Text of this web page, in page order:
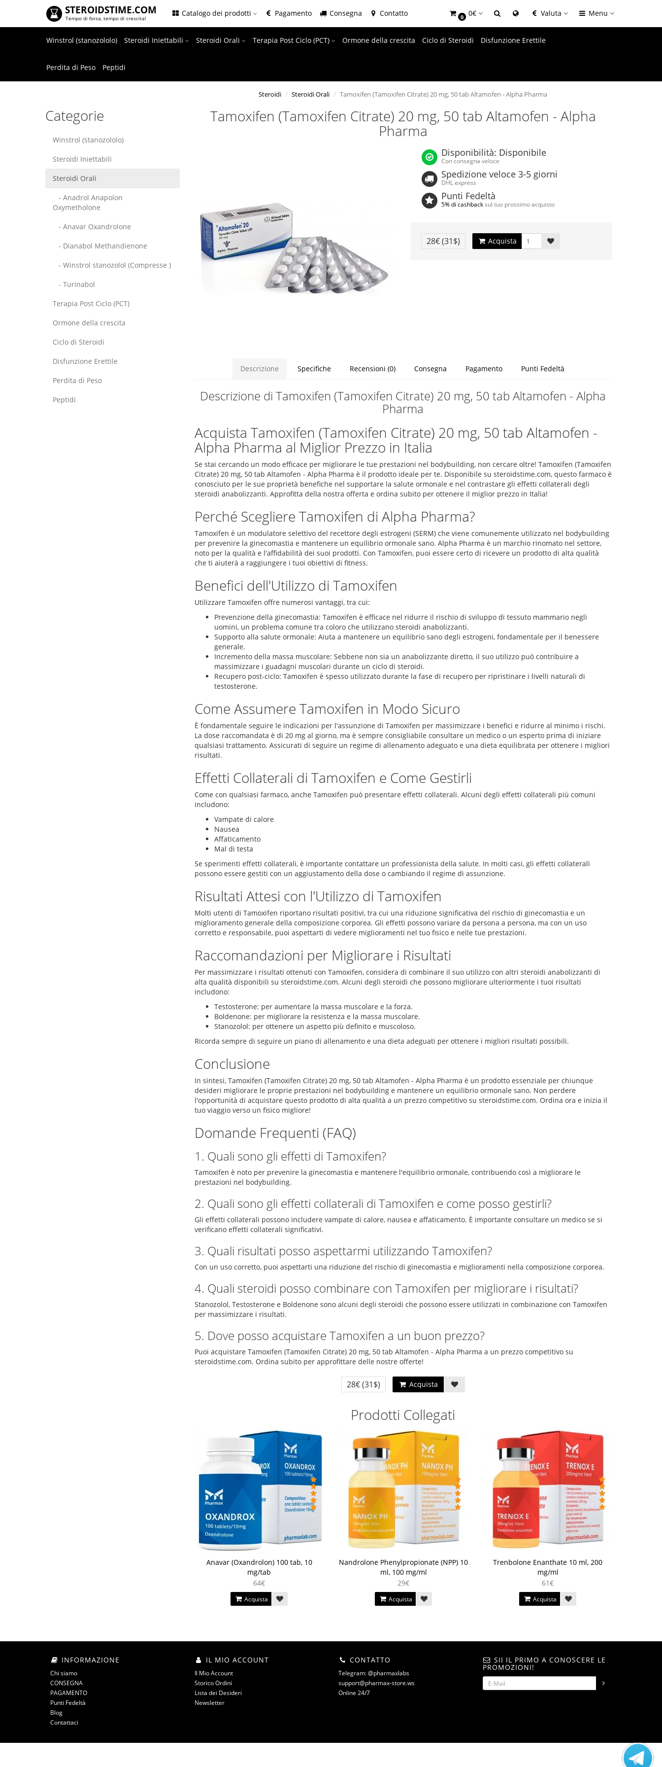
STEROIDSTIME.COM
Tempo di forza, tempo di crescita!
Catalogo dei prodotti Pagamento Consegna Contatto 0 0€ Valuta Menu
Winstrol (stanozololo) Steroidi Iniettabili Steroidi Orali Terapia Post Ciclo (PCT) Ormone della crescita Ciclo di Steroidi Disfunzione Erettile
Perdita di Peso Peptidi
Categorie
Winstrol (stanozololo)
Steroidi Iniettabili
Steroidi Orali
- Anadrol Anapolon
Oxymetholone
- Anavar Oxandrolone
- Dianabol Methandienone
- Winstrol stanozolol (Compresse )
- Turinabol
Terapia Post Ciclo (PCT)
Ormone della crescita
Ciclo di Steroidi
Disfunzione Erettile
Perdita di Peso
Peptidi
Steroidi Steroidi Orali Tamoxifen (Tamoxifen Citrate) 20 mg, 50 tab Altamofen - Alpha Pharma
Tamoxifen (Tamoxifen Citrate) 20 mg, 50 tab Altamofen - Alpha
Pharma
Disponibilità: Disponibile
Con consegna veloce
Spedizione veloce 3-5 giorni
DHL express
Punti Fedeltà
5% di cashbacksul tuo prossimo acquisto
28€(31$) Acquista
Descrizione Specifiche Recensioni (0) Consegna Pagamento Punti Fedeltà
Descrizione di Tamoxifen (Tamoxifen Citrate) 20 mg, 50 tab Altamofen - Alpha
Pharma
Acquista Tamoxifen (Tamoxifen Citrate) 20 mg, 50 tab Altamofen -
Alpha Pharma al Miglior Prezzo in Italia
Se stai cercando un modo efficace per migliorare le tue prestazioni nel bodybuilding, non cercare oltre! Tamoxifen (Tamoxifen
Citrate) 20 mg, 50 tab Altamofen - Alpha Pharma è il prodotto ideale per te. Disponibile su steroidstime.com, questo farmaco è
conosciuto per le sue proprietà benefiche nel supportare la salute ormonale e nel contrastare gli effetti collaterali degli
steroidi anabolizzanti. Approfitta della nostra offerta e ordina subito per ottenere il miglior prezzo in Italia!
Perché Scegliere Tamoxifen di Alpha Pharma?
Tamoxifen è un modulatore selettivo del recettore degli estrogeni (SERM) che viene comunemente utilizzato nel bodybuilding
per prevenire la ginecomastia e mantenere un equilibrio ormonale sano. Alpha Pharma è un marchio rinomato nel settore,
noto per la qualità e l'affidabilità dei suoi prodotti. Con Tamoxifen, puoi essere certo di ricevere un prodotto di alta qualità
che ti aiuterà a raggiungere i tuoi obiettivi di fitness.
Benefici dell'Utilizzo di Tamoxifen
Utilizzare Tamoxifen offre numerosi vantaggi, tra cui:
Prevenzione della ginecomastia: Tamoxifen è efficace nel ridurre il rischio di sviluppo di tessuto mammario negli
uomini, un problema comune tra coloro che utilizzano steroidi anabolizzanti.
Supporto alla salute ormonale: Aiuta a mantenere un equilibrio sano degli estrogeni, fondamentale per il benessere
generale.
Incremento della massa muscolare: Sebbene non sia un anabolizzante diretto, il suo utilizzo può contribuire a
massimizzare i guadagni muscolari durante un ciclo di steroidi.
Recupero post-ciclo: Tamoxifen è spesso utilizzato durante la fase di recupero per ripristinare i livelli naturali di
testosterone.
Come Assumere Tamoxifen in Modo Sicuro
È fondamentale seguire le indicazioni per l'assunzione di Tamoxifen per massimizzare i benefici e ridurre al minimo i rischi.
La dose raccomandata è di 20 mg al giorno, ma è sempre consigliabile consultare un medico o un esperto prima di iniziare
qualsiasi trattamento. Assicurati di seguire un regime di allenamento adeguato e una dieta equilibrata per ottenere i migliori
risultati.
Effetti Collaterali di Tamoxifen e Come Gestirli
Come con qualsiasi farmaco, anche Tamoxifen può presentare effetti collaterali. Alcuni degli effetti collaterali più comuni
includono:
Vampate di calore
Nausea
Affaticamento
Mal di testa
Se sperimenti effetti collaterali, è importante contattare un professionista della salute. In molti casi, gli effetti collaterali
possono essere gestiti con un aggiustamento della dose o cambiando il regime di assunzione.
Risultati Attesi con l'Utilizzo di Tamoxifen
Molti utenti di Tamoxifen riportano risultati positivi, tra cui una riduzione significativa del rischio di ginecomastia e un
miglioramento generale della composizione corporea. Gli effetti possono variare da persona a persona, ma con un uso
corretto e responsabile, puoi aspettarti di vedere miglioramenti nel tuo fisico e nelle tue prestazioni.
Raccomandazioni per Migliorare i Risultati
Per massimizzare i risultati ottenuti con Tamoxifen, considera di combinare il suo utilizzo con altri steroidi anabolizzanti di
alta qualità disponibili su steroidstime.com. Alcuni degli steroidi che possono migliorare ulteriormente i tuoi risultati
includono:
Testosterone: per aumentare la massa muscolare e la forza.
Boldenone: per migliorare la resistenza e la massa muscolare.
Stanozolol: per ottenere un aspetto più definito e muscoloso.
Ricorda sempre di seguire un piano di allenamento e una dieta adeguati per ottenere i migliori risultati possibili.
Conclusione
In sintesi, Tamoxifen (Tamoxifen Citrate) 20 mg, 50 tab Altamofen - Alpha Pharma è un prodotto essenziale per chiunque
desideri migliorare le proprie prestazioni nel bodybuilding e mantenere un equilibrio ormonale sano. Non perdere
l'opportunità di acquistare questo prodotto di alta qualità a un prezzo competitivo su steroidstime.com. Ordina ora e inizia il
tuo viaggio verso un fisico migliore!
Domande Frequenti (FAQ)
1. Quali sono gli effetti di Tamoxifen?
Tamoxifen è noto per prevenire la ginecomastia e mantenere l'equilibrio ormonale, contribuendo così a migliorare le
prestazioni nel bodybuilding.
2. Quali sono gli effetti collaterali di Tamoxifen e come posso gestirli?
Gli effetti collaterali possono includere vampate di calore, nausea e affaticamento. È importante consultare un medico se si
verificano effetti collaterali significativi.
3. Quali risultati posso aspettarmi utilizzando Tamoxifen?
Con un uso corretto, puoi aspettarti una riduzione del rischio di ginecomastia e miglioramenti nella composizione corporea.
4. Quali steroidi posso combinare con Tamoxifen per migliorare i risultati?
Stanozolol, Testosterone e Boldenone sono alcuni degli steroidi che possono essere utilizzati in combinazione con Tamoxifen
per massimizzare i risultati.
5. Dove posso acquistare Tamoxifen a un buon prezzo?
Puoi acquistare Tamoxifen (Tamoxifen Citrate) 20 mg, 50 tab Altamofen - Alpha Pharma a un prezzo competitivo su
steroidstime.com. Ordina subito per approfittare delle nostre offerte!
28€(31$) Acquista
Prodotti Collegati
Anavar (Oxandrolon) 100 tab, 10
mg/tab
64€
Acquista
Nandrolone Phenylpropionate (NPP) 10
ml, 100 mg/ml
29€
Acquista
Trenbolone Enanthate 10 ml, 200
mg/ml
61€
Acquista
INFORMAZIONE
Chi siamo
CONSEGNA
PAGAMENTO
Punti Fedeltà
Blog
Contattaci
IL MIO ACCOUNT
Il Mio Account
Storico Ordini
Lista dei Desideri
Newsletter
CONTATTO
Telegram: @pharmaxlabs
support@pharmax-store.ws
Online 24/7
SII IL PRIMO A CONOSCERE LE
PROMOZIONI!